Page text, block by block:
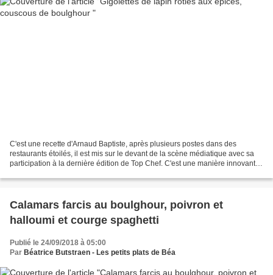
C'est une recette d'Arnaud Baptiste, après plusieurs postes dans des
restaurants étoilés, il est mis sur le devant de la scène médiatique avec sa
participation à la dernière édition de Top Chef. C'est une manière innovante
Calamars farcis au boulghour, poivron et
halloumi et courge spaghetti
Publié le 24/09/2018 à 05:00
Par Béatrice Butstraen - Les petits plats de Béa